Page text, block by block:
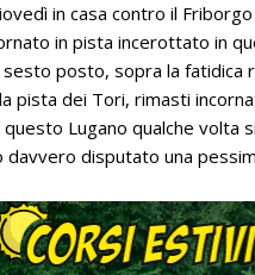
in casa contro il
in pista incerottato in
posto, sopra la fatidica
pista dei Tori, rimasti
Lugano qualche volta
davvero disputato una